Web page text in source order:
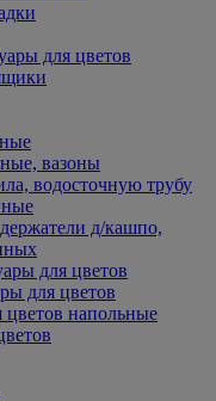
для цветов
вазоны
водосточную трубу
д/кашпо,
для цветов
для цветов
цветов напольные